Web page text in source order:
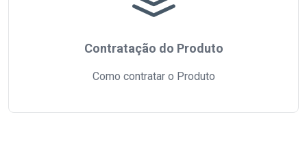
Contratação do Produto
Como contratar o Produto